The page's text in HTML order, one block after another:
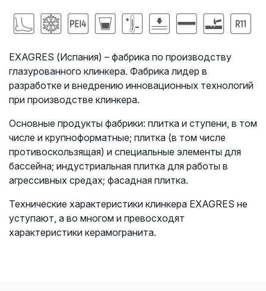
EXAGRES (Испания) – фабрика по производству
глазурованного клинкера. Фабрика лидер в
разработке и внедрению инновационных технологий
при производстве клинкера.
Основные продукты фабрики: плитка и ступени, в том
числе и крупноформатные; плитка (в том числе
противоскользящая) и специальные элементы для
бассейна; индустриальная плитка для работы в
агрессивных средах; фасадная плитка.
Технические характеристики клинкера EXAGRES не
уступают, а во многом и превосходят
характеристики керамогранита.